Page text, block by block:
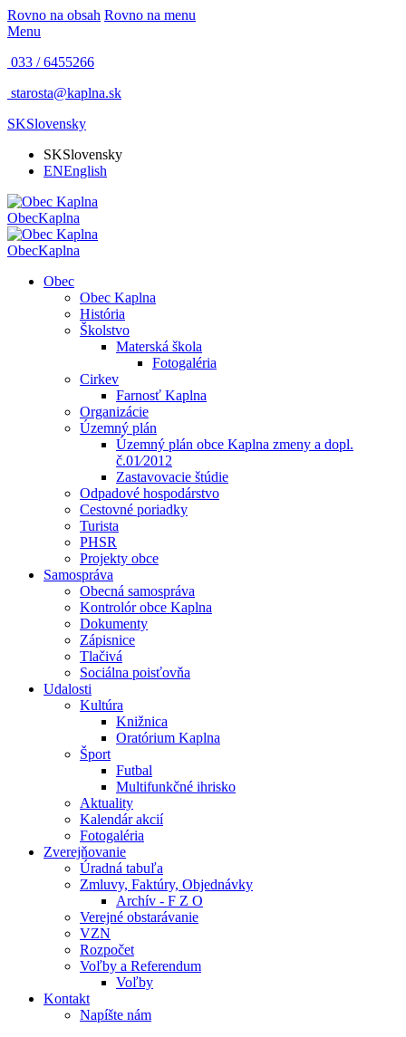
Rovno na obsah Rovno na menu
Menu
033 / 6455266
starosta@kaplna.sk
SKSlovensky
SKSlovensky
ENEnglish
ObecKaplna
ObecKaplna
Obec
Obec Kaplna
História
Školstvo
Materská škola
Fotogaléria
Cirkev
Farnosť Kaplna
Organizácie
Územný plán
Územný plán obce Kaplna zmeny a dopl.
č.01⁄2012
Zastavovacie štúdie
Odpadové hospodárstvo
Cestovné poriadky
Turista
PHSR
Projekty obce
Samospráva
Obecná samospráva
Kontrolór obce Kaplna
Dokumenty
Zápisnice
Tlačivá
Sociálna poisťovňa
Udalosti
Kultúra
Knižnica
Oratórium Kaplna
Šport
Futbal
Multifunkčné ihrisko
Aktuality
Kalendár akcií
Fotogaléria
Zverejňovanie
Úradná tabuľa
Zmluvy, Faktúry, Objednávky
Archív - F Z O
Verejné obstarávanie
VZN
Rozpočet
Voľby a Referendum
Voľby
Kontakt
Napíšte nám